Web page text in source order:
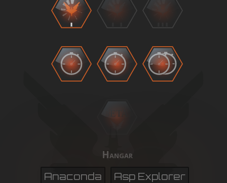
BETA
Hangar
Anaconda Asp Explorer